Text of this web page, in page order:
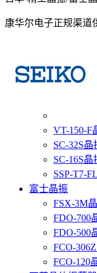
康华尔电子正规渠道
VT-150-F
SC-32S晶
SC-16S晶
SSP-T7-
富士晶振
FSX-3M
FDO-700
FDO-500
FCO-
FCO-120